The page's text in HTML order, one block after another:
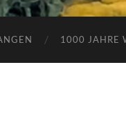
1000 JAHRE